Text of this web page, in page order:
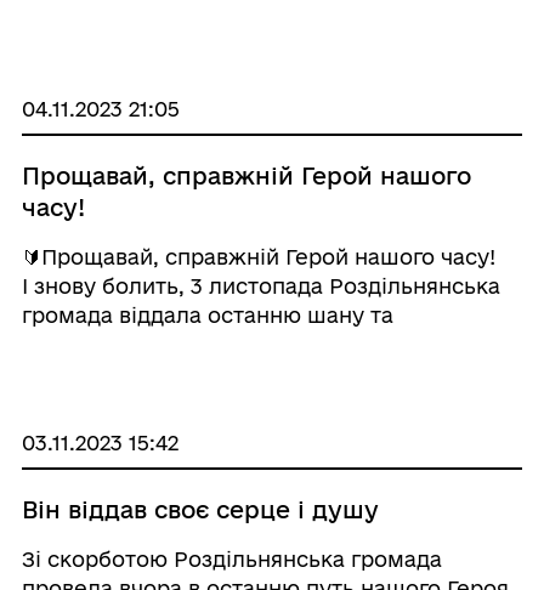
04.11.2023 21:05
Прощавай, справжній Герой нашого
часу!
🔰Прощавай, справжній Герой нашого часу! ⠀
І знову болить, 3 листопада Роздільнянська
громада віддала останню шану та
життя – війну. ⠀ ...
03.11.2023 15:42
Він віддав своє серце і душу
Зі скорботою Роздільнянська громада